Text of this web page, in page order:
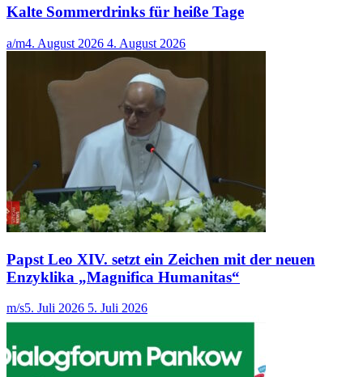
Kalte Sommerdrinks für heiße Tage
a/m4. August 2026 4. August 2026
Papst Leo XIV. setzt ein Zeichen mit der neuen
Enzyklika „Magnifica Humanitas“
m/s5. Juli 2026 5. Juli 2026